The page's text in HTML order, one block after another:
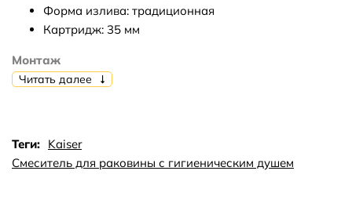
Форма излива: традиционная
Картридж: 35 мм
Монтаж
Встраиваемый: нет
Комплектация
Читать далее
Теги: Kaiser
Смеситель для раковины с гигиеническим душем